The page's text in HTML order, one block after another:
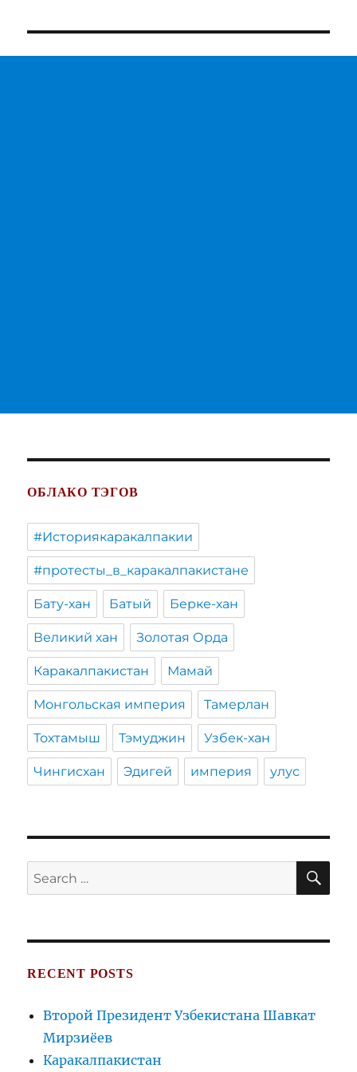
ОБЛАКО ТЭГОВ
#Историякаракалпакии
#протесты_в_каракалпакистане
Бату-хан Батый Берке-хан
Великий хан Золотая Орда
Каракалпакистан Мамай
Монгольская империя Тамерлан
Тохтамыш Тэмуджин Узбек-хан
Чингисхан Эдигей империя улус
Search
for:
RECENT POSTS
Второй Президент Узбекистана Шавкат
Мирзиёев
Каракалпакистан